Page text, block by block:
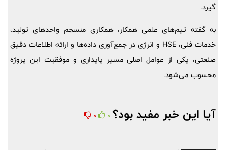
گیرد.
به گفته تیم‌های علمی همکار، همکاری منسجم واحدهای تولید،
خدمات فنی، HSE و انرژی در جمع‌آوری داده‌ها و ارائه اطلاعات دقیق
صنعتی، یکی از عوامل اصلی مسیر پایداری و موفقیت این پروژه
محسوب می‌شود.
آیا این خبر مفید بود؟ 0
0